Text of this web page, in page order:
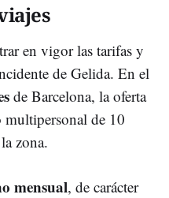
en vigor las tarifas y
de Gelida. En el
de Barcelona, la oferta
de 10
zona.
mensual, de carácter